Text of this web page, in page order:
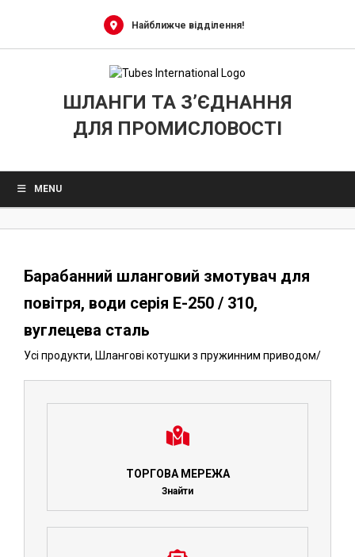
Найближче відділення!
ШЛАНГИ ТА З’ЄДНАННЯ
ДЛЯ ПРОМИСЛОВОСТІ
MENU
Барабанний шланговий змотувач для
повітря, води серія E-250 / 310,
вуглецева сталь
Усі продукти, Шлангові котушки з пружинним приводом/
ТОРГОВА МЕРЕЖА
Знайти